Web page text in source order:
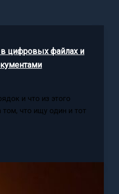
цифровых файлах и
и что из этого
что ищу один и тот